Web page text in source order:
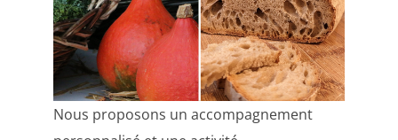
Nous proposons un accompagnement